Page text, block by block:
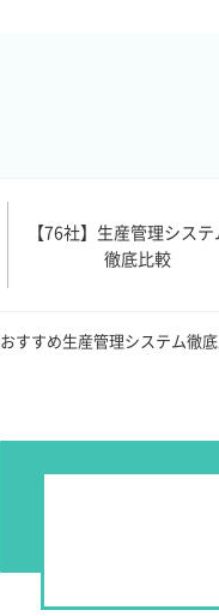
【76社】生産管理シス
徹底比較
おすすめ生産管理システム徹